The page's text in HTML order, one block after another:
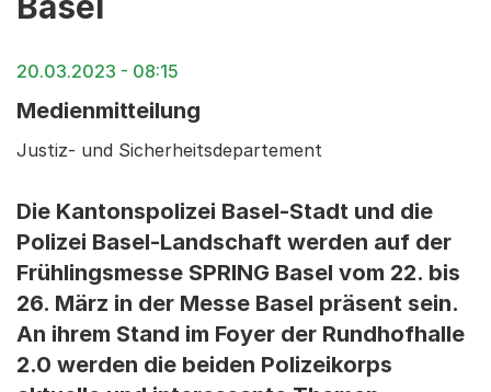
20.03.2023 - 08:15
Medienmitteilung
Justiz- und Sicherheitsdepartement
Die Kantonspolizei Basel-Stadt und die
Polizei Basel-Landschaft werden auf der
Frühlingsmesse SPRING Basel vom 22. bis
26. März in der Messe Basel präsent sein.
An ihrem Stand im Foyer der Rundhofhalle
2.0 werden die beiden Polizeikorps